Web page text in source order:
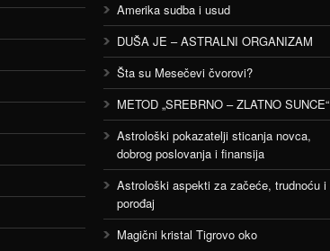
Amerika sudba i usud
DUŠA JE – ASTRALNI ORGANIZAM
Šta su Mesečevi čvorovi?
METOD „SREBRNO – ZLATNO SUNCE“
Astrološki pokazatelji sticanja novca,
dobrog poslovanja i finansija
Astrološki aspekti za začeće, trudnoću i
porođaj
Magični kristal Tigrovo oko